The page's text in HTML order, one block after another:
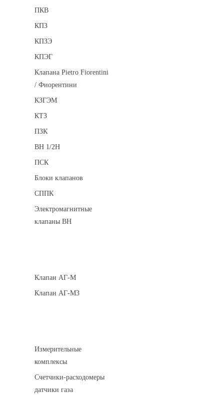
ПКВ
КПЗ
КПЗЭ
КПЭГ
Клапана Pietro Fiorentini
/ Фиорентини
КЗГЭМ
КТЗ
ПЗК
ВН 1/2Н
ПСК
Блоки клапанов
СППК
Электромагнитные
клапаны ВН
Клапан АГ-М
Клапан АГ-М3
Измерительные
комплексы
Счетчики-расходомеры
датчики газа